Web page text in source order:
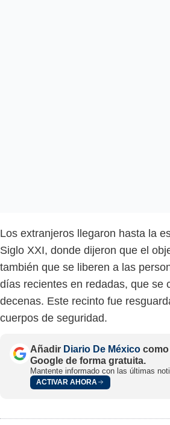
Los extranjeros llegaron hasta la
Siglo XXI, donde dijeron que el
también que se liberen a las
días recientes en redadas, que se
decenas. Este recinto fue
cuerpos de seguridad.
Añadir Diario De México
Google de forma gratuita.
Mantente informado con las últimas
ACTIVAR AHORA